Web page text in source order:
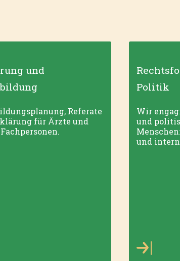
und
Referate
für Ärzte und
Politik
Wir
und
und